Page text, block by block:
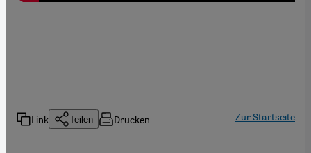
Link Teilen Drucken Zur Startseite